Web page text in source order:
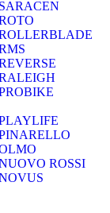
ROSSI